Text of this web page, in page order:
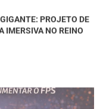
PROJETO DE
IMERSIVA NO REINO